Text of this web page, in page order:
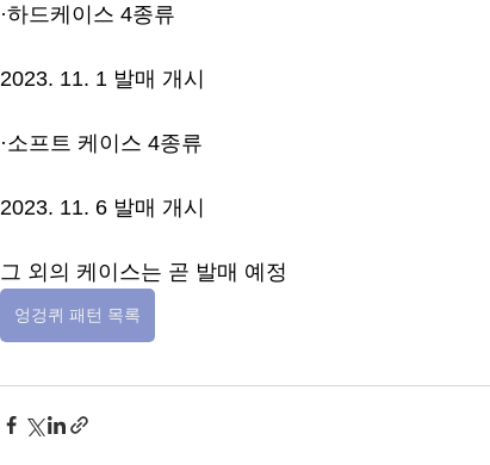
·하드케이스 4종류
2023. 11. 1 발매 개시
·소프트 케이스 4종류
2023. 11. 6 발매 개시
그 외의 케이스는 곧 발매 예정
엉겅퀴 패턴 목록